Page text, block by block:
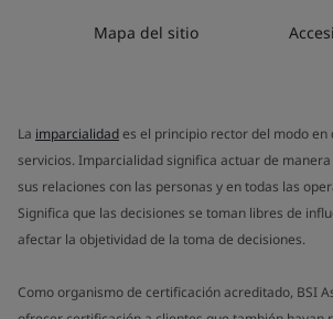
Mapa del sitio
La imparcialidades el principio rector del modo en
servicios. Imparcialidad significa actuar de
sus relaciones con las personas y en todas las
Significa que las decisiones se toman libres de
afectar la objetividad de la toma de decisiones.
Como organismo de certificación acreditado, BSI